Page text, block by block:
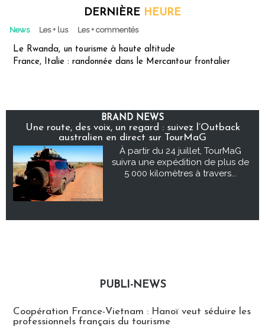
DERNIÈRE HEURE
News Les + lus Les + commentés
Le Rwanda, un tourisme à haute altitude
France, Italie : randonnée dans le Mercantour frontalier
BRAND NEWS
Une route, des voix, un regard : suivez l’Outback
australien en direct sur TourMaG
À partir du 24 juillet, TourMaG
suivra une expédition de plus de
5 000 kilomètres à travers...
PUBLI-NEWS
Coopération France-Vietnam : Hanoï veut séduire les
professionnels français du tourisme